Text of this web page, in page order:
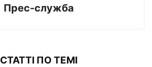
Прес-служба
СТАТТІ ПО ТЕМІ